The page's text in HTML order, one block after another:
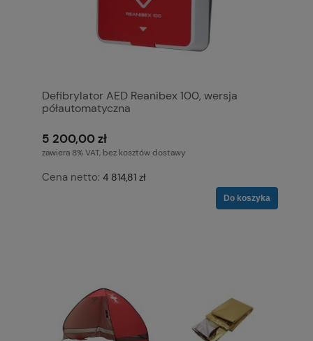
Defibrylator AED Reanibex 100, wersja
półautomatyczna
5 200,00 zł
zawiera 8% VAT, bez kosztów dostawy
Cena netto: 4 814,81 zł
Do koszyka